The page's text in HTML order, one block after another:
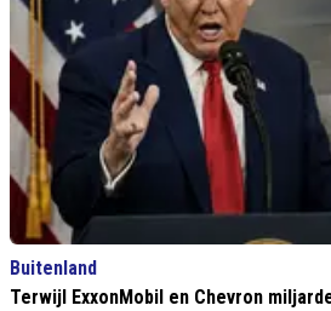
Buitenland
Terwijl ExxonMobil en Chevron